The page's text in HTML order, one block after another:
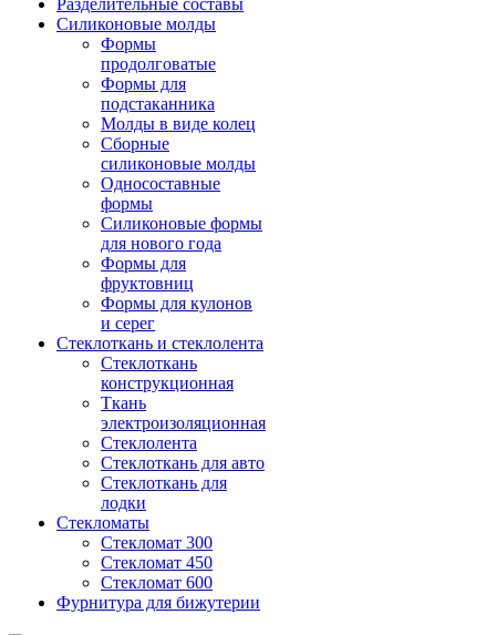
Разделительные составы
Силиконовые молды
Формы
продолговатые
Формы для
подстаканника
Молды в виде колец
Сборные
силиконовые молды
Односоставные
формы
Силиконовые формы
для нового года
Формы для
фруктовниц
Формы для кулонов
и серег
Стеклоткань и стеклолента
Стеклоткань
конструкционная
Ткань
электроизоляционная
Стеклолента
Стеклоткань для авто
Стеклоткань для
лодки
Стекломаты
Стекломат 300
Стекломат 450
Стекломат 600
Фурнитура для бижутерии